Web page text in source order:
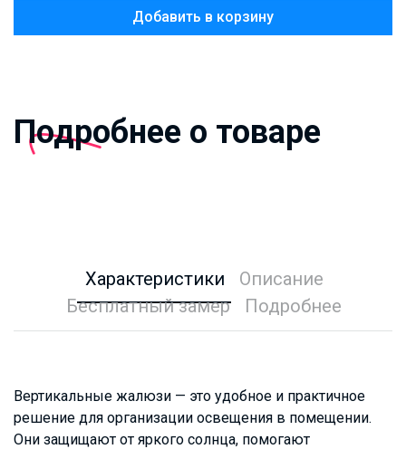
Добавить в корзину
Подробнее о товаре
Характеристики
Описание
Бесплатный замер
Подробнее
Вертикальные жалюзи — это удобное и практичное
решение для организации освещения в помещении.
Они защищают от яркого солнца, помогают